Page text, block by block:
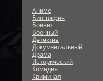
Аниме
Биография
Боевик
Военный
Детектив
Документальный
Драма
Исторический
Комедия
Криминал